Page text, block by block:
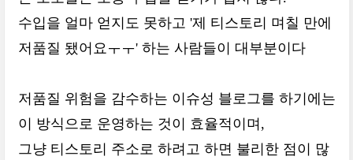
수입을 얼마 얻지도 못하고 '제 티스토리 며칠 만에
저품질 됐어요ㅜㅜ' 하는 사람들이 대부분이다
저품질 위험을 감수하는 이슈성 블로그를 하기에는
이 방식으로 운영하는 것이 효율적이며,
그냥 티스토리 주소로 하려고 하면 불리한 점이 많